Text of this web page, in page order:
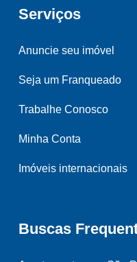
Serviços
Anuncie seu imóvel
Seja um Franqueado
Trabalhe Conosco
Minha Conta
Imóveis internacionais
Buscas